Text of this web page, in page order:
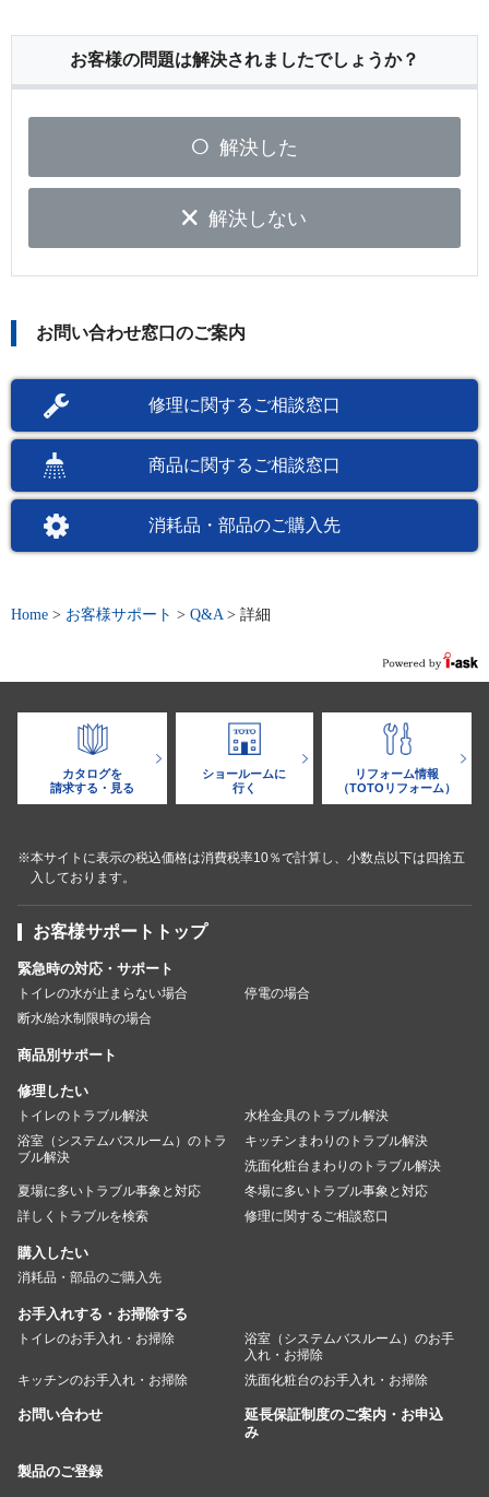
お客様の問題は解決されましたでしょうか？
解決した
解決しない
お問い合わせ窓口のご案内
修理に関するご相談窓口
商品に関するご相談窓口
消耗品・部品のご購入先
Home > お客様サポート > Q&A > 詳細
カタログを
請求する・見る
ショールームに
行く
リフォーム情報
（TOTOリフォーム）
※本サイトに表示の税込価格は消費税率10％で計算し、小数点以下は四捨五
入しております。
お客様サポートトップ
緊急時の対応・サポート
トイレの水が止まらない場合
停電の場合
断水/給水制限時の場合
商品別サポート
修理したい
トイレのトラブル解決
水栓金具のトラブル解決
浴室（システムバスルーム）のトラ
ブル解決
キッチンまわりのトラブル解決
洗面化粧台まわりのトラブル解決
夏場に多いトラブル事象と対応
冬場に多いトラブル事象と対応
詳しくトラブルを検索
修理に関するご相談窓口
購入したい
消耗品・部品のご購入先
お手入れする・お掃除する
トイレのお手入れ・お掃除
浴室（システムバスルーム）のお手
入れ・お掃除
キッチンのお手入れ・お掃除
洗面化粧台のお手入れ・お掃除
お問い合わせ
延長保証制度のご案内・お申込
み
製品のご登録